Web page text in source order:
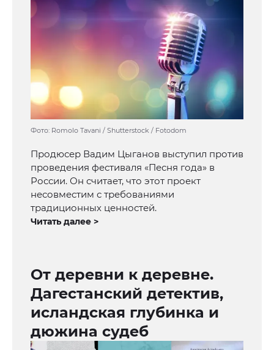
Фото: Romolo Tavani / Shutterstock / Fotodom
Продюсер Вадим Цыганов выступил против
проведения фестиваля «Песня года» в
России. Он считает, что этот проект
несовместим с требованиями
традиционных ценностей.
Читать далее >
От деревни к деревне.
Дагестанский детектив,
исландская глубинка и
дюжина судеб